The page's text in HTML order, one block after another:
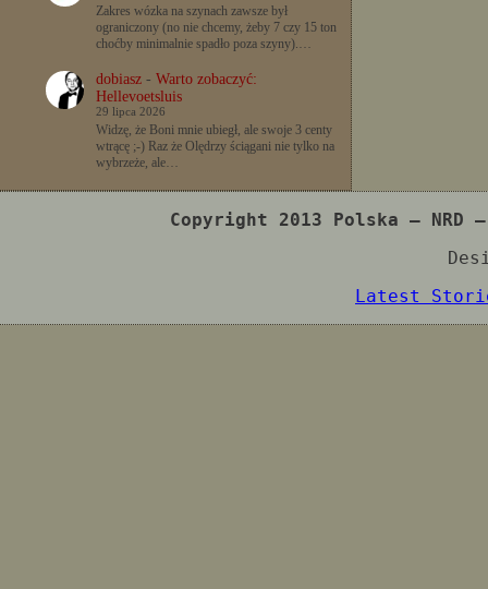
Zakres wózka na szynach zawsze był
ograniczony (no nie chcemy, żeby 7 czy 15 ton
choćby minimalnie spadło poza szyny).…
dobiasz- Warto zobaczyć:
Hellevoetsluis
29 lipca 2026
Widzę, że Boni mnie ubiegł, ale swoje 3 centy
wtrącę ;-) Raz że Olędrzy ściągani nie tylko na
wybrzeże, ale…
Copyright 2013 Polska –
Latest